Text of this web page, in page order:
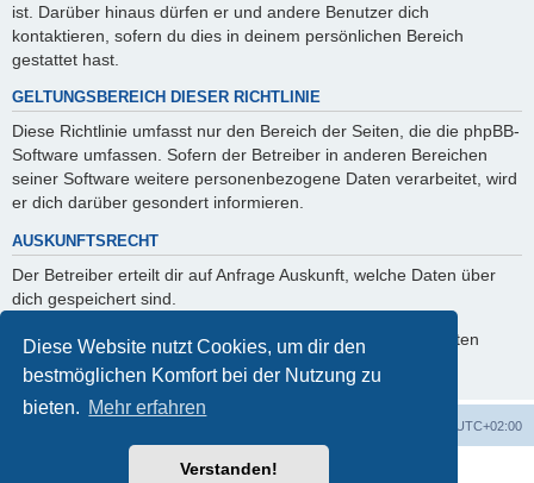
Diese Website nutzt Cookies, um dir den
bestmöglichen Komfort bei der Nutzung zu
bieten. Mehr erfahren
Verstanden!
ist. Darüber hinaus dürfen er und andere Benutzer dich
kontaktieren, sofern du dies in deinem persönlichen Bereich
gestattet hast.
GELTUNGSBEREICH DIESER RICHTLINIE
Diese Richtlinie umfasst nur den Bereich der Seiten, die die phpBB-
Software umfassen. Sofern der Betreiber in anderen Bereichen
seiner Software weitere personenbezogene Daten verarbeitet, wird
er dich darüber gesondert informieren.
AUSKUNFTSRECHT
Der Betreiber erteilt dir auf Anfrage Auskunft, welche Daten über
dich gespeichert sind.
Du kannst jederzeit die Löschung bzw. Sperrung deiner Daten
verlangen. Kontaktiere hierzu bitte den Betreiber.
UTC+02:00
Powered byphpBB® Forum Software © phpBB Limited